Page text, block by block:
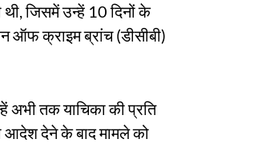
जिसमें उन्हें 10 दिनों के
ऑफ क्राइम ब्रांच (डीसीबी)
अभी तक याचिका की प्रति
आदेश देने के बाद मामले को